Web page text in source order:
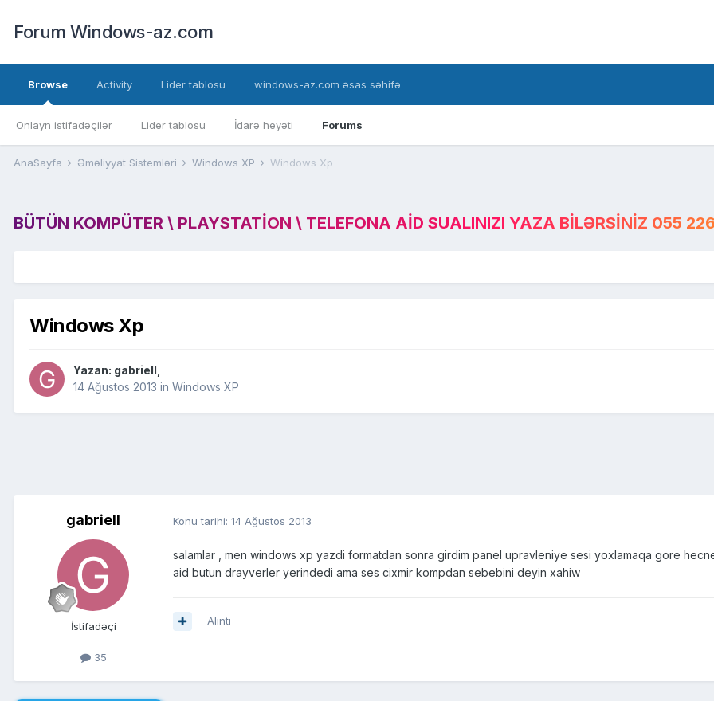
Forum Windows-az.com
Browse
Onlayn istifadəçilər Lider tablosu İdarə heyəti Forums
Activity Lider tablosu windows-az.com əsas səhifə
AnaSayfa Əməliyyat Sistemləri Windows XP Windows Xp
BÜTÜN KOMPÜTER \ PLAYSTATION \ TELEFONA AID SUALINIZI YAZA BILƏRSINIZ 055
Windows Xp
Yazan: gabriell
14 Ağustos 2013 in Windows XP
gabriell
İstifadəçi
35
Konu tarihi: 14 Ağustos 2013
salamlar , men windows xp yazdi formatdan sonra girdim panel upravleniye sesi yoxlamaqa gore
aid butun drayverler yerindedi ama ses cixmir kompdan sebebini deyin xahiw
Alıntı